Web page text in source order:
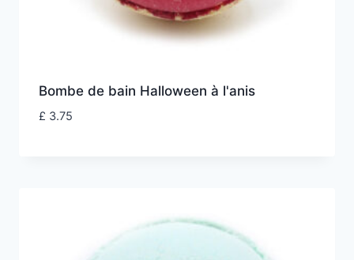
Bombe de bain Halloween à l'anis
£ 3.75